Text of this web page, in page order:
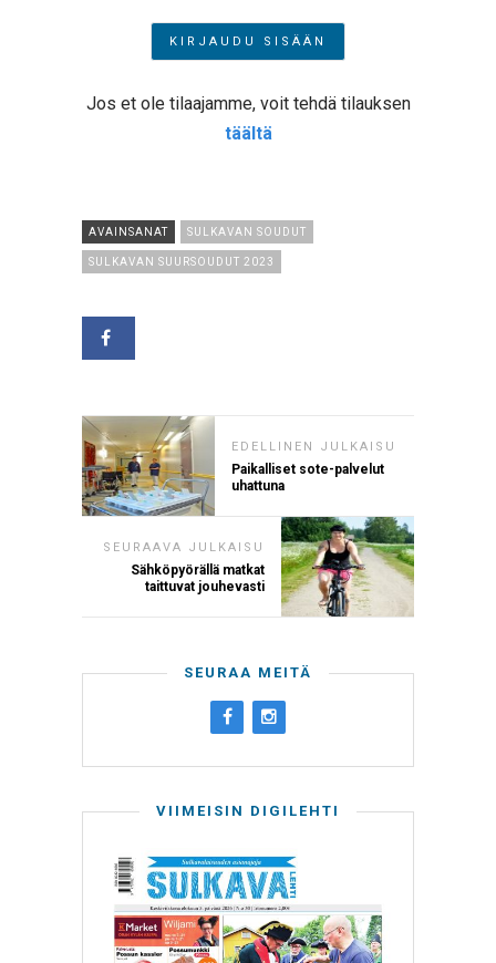
Jos et ole tilaajamme, voit tehdä tilauksen
täältä
AVAINSANAT SULKAVAN SOUDUT
SULKAVAN SUURSOUDUT 2023
EDELLINEN JULKAISU
Paikalliset sote-palvelut
uhattuna
SEURAAVA JULKAISU
Sähköpyörällä matkat
taittuvat jouhevasti
SEURAA MEITÄ
VIIMEISIN DIGILEHTI